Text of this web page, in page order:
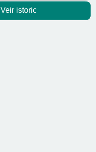
Veir istoric